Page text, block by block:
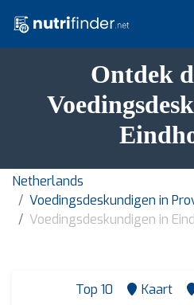
Ontdek
Netherlands
Voedingsdeskundigen in
Voedingsdeskundigen in
Top 10 Kaart